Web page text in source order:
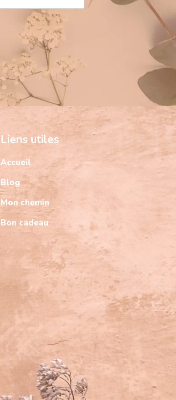
Liens utiles
Accueil
Blog
Mon chemin
Bon cadeau